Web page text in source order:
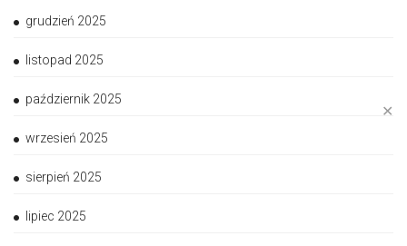
✕
grudzień 2025
listopad 2025
październik 2025
wrzesień 2025
sierpień 2025
lipiec 2025